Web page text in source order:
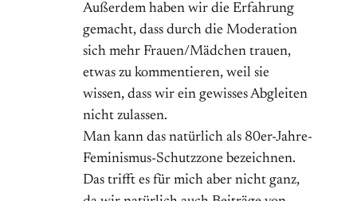
Außerdem haben wir die Erfahrung
gemacht, dass durch die Moderation
sich mehr Frauen/Mädchen trauen,
etwas zu kommentieren, weil sie
wissen, dass wir ein gewisses Abgleiten
nicht zulassen.
Man kann das natürlich als 80er-Jahre-
Feminismus-Schutzzone bezeichnen.
Das trifft es für mich aber nicht ganz,